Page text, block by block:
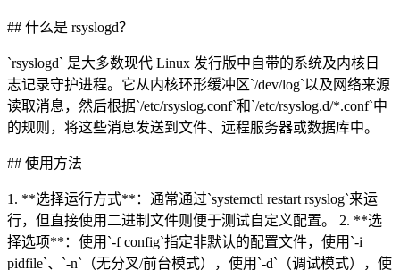
## 什么是 rsyslogd？
`rsyslogd` 是大多数现代 Linux 发行版中自带的系统及内核日
志记录守护进程。它从内核环形缓冲区`/dev/log`以及网络来源
读取消息，然后根据`/etc/rsyslog.conf`和`/etc/rsyslog.d/*.conf`中
的规则，将这些消息发送到文件、远程服务器或数据库中。
## 使用方法
1. **选择运行方式**：通常通过`systemctl restart rsyslog`来运
行，但直接使用二进制文件则便于测试自定义配置。 2. **选
择选项**：使用`-f config`指定非默认的配置文件，使用`-i
pidfile`、`-n`（无分叉/前台模式），使用`-d`（调试模式），使